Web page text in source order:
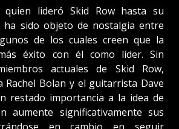
quien lideró Skid Row hasta su
ha sido objeto de nostalgia entre
de los cuales creen que la
éxito con él como líder. Sin
actuales de Skid Row,
Rachel Bolan y el guitarrista Dave
restado importancia a la idea de
aumente significativamente sus